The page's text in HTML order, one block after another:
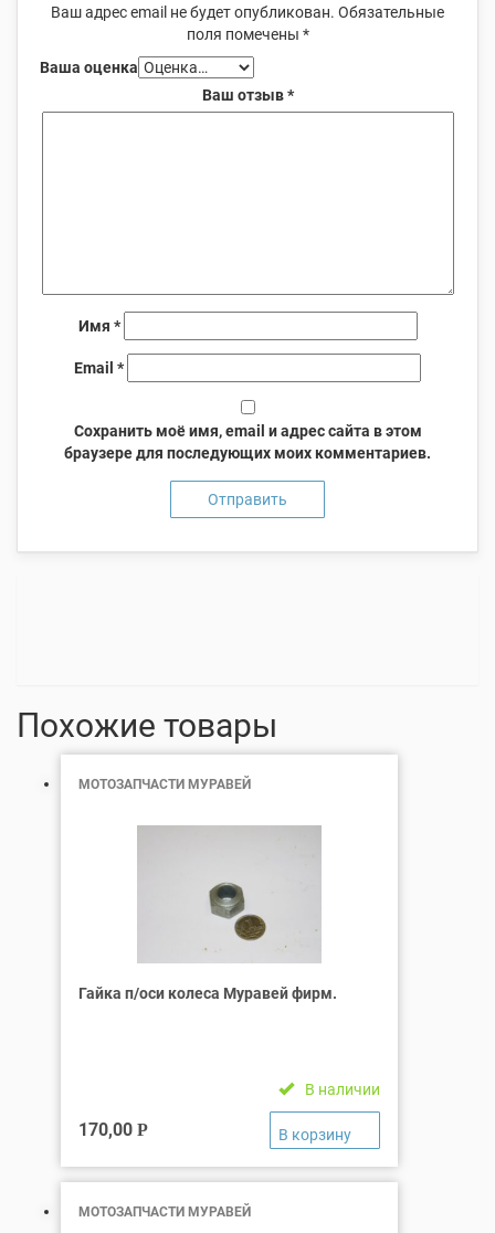
Ваш адрес email не будет опубликован. Обязательные
поля помечены *
Ваша оценка
Ваш отзыв*
Имя *
Email *
Сохранить моё имя, email и адрес сайта в этом
браузере для последующих моих комментариев.
Похожие товары
МОТОЗАПЧАСТИ МУРАВЕЙ
Гайка п/оси колеса Муравей фирм.
В наличии
170,00 Р
МОТОЗАПЧАСТИ МУРАВЕЙ